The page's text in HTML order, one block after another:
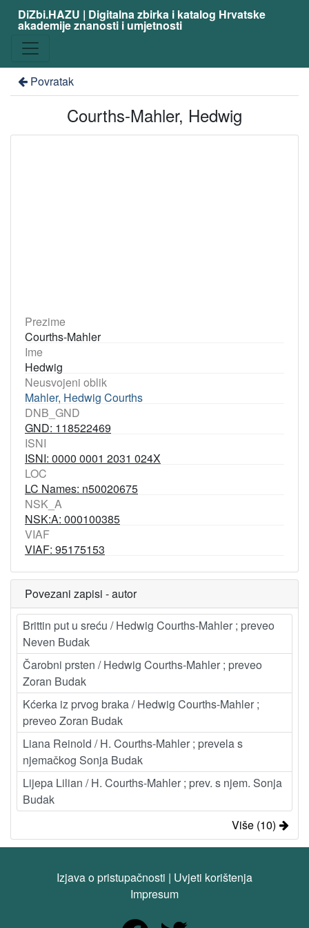
DiZbi.HAZU | Digitalna zbirka i katalog Hrvatske
akademije znanosti i umjetnosti
Povratak
Courths-Mahler, Hedwig
Prezime
Courths-Mahler
Ime
Hedwig
Neusvojeni oblik
Mahler, Hedwig Courths
DNB_GND
GND: 118522469
ISNI
ISNI: 0000 0001 2031 024X
LOC
LC Names: n50020675
NSK_A
NSK:A: 000100385
VIAF
VIAF: 95175153
Povezani zapisi - autor
Brittin put u sreću / Hedwig Courths-Mahler ; preveo
Neven Budak
Čarobni prsten / Hedwig Courths-Mahler ; preveo
Zoran Budak
Kćerka iz prvog braka / Hedwig Courths-Mahler ;
preveo Zoran Budak
Liana Reinold / H. Courths-Mahler ; prevela s
njemačkog Sonja Budak
Lijepa Lilian / H. Courths-Mahler ; prev. s njem. Sonja
Budak
Više (10)
Izjava o pristupačnosti | Uvjeti korištenja
Impresum